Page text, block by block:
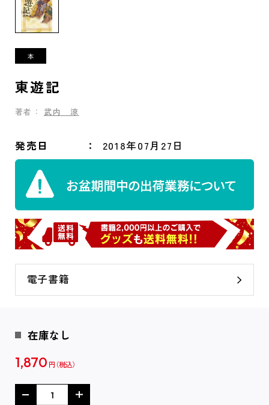
東遊記
著者： 武内 涼
発売日 2018年07月27日
電子書籍
在庫なし
1,870 円